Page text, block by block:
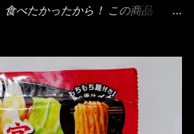
れ特に縦型Bigカップだと、スー
に対流が起こり、表層が泡立っ
ワイトカップ丼型です。 こちら
スープも満遍なく全体に行き渡
具とスープは最後に移すとこうな
べたかったから！ この商品
るのが遅い） リニューアル前の
年は、カップ麺の方が話題性も
性の無いのを食べても・・・しょ
が無いのに、外国の人には尚更ね